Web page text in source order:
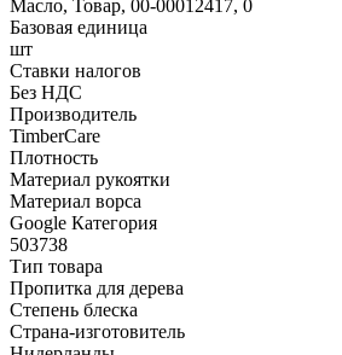
Масло, Товар, 00-00012417, 0
Базовая единица
шт
Ставки налогов
Без НДС
Производитель
TimberCare
Плотность
Материал рукоятки
Материал ворса
Google Категория
503738
Тип товара
Пропитка для дерева
Степень блеска
Страна-изготовитель